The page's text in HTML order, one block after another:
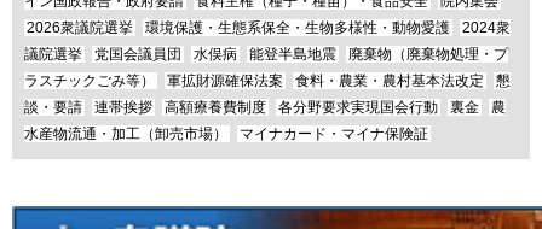
2026衆議院選挙
環境保護・生態系保全・生物多様性・動物愛護
2024衆
議院選挙
党国会議員団 水俣病 能登半島地震
廃棄物（廃棄物処理・プ
ラスチックごみ等）
軍拡財源確保法案 食料・農業・農村基本法改定
懇
談・要請
連帯挨拶 高額療養費制度 各分野要求実現国会行動 裏金
農
水産物流通・加工（卸売市場）
マイナカード・マイナ保険証